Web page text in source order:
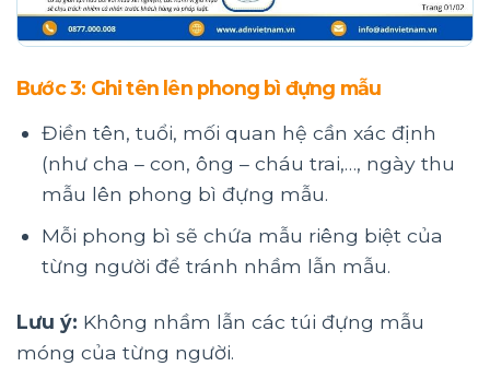
Bước 3: Ghi tên lên phong bì đựng mẫu
Điền tên, tuổi, mối quan hệ cần xác định
(như cha – con, ông – cháu trai,…, ngày thu
mẫu lên phong bì đựng mẫu.
Mỗi phong bì sẽ chứa mẫu riêng biệt của
từng người để tránh nhầm lẫn mẫu.
Lưu ý: Không nhầm lẫn các túi đựng mẫu
móng của từng người.